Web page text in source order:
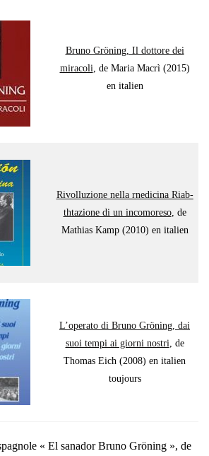
Bru­no Grö­ning, Il dot­tore dei
mira­co­li , de Maria Macrì (2015)
en ita­lien
Rivol­lu­zione nel­la rne­di­ci­na Riab­
th­ta­zione di un inco­mo­re­so, de
Mathias Kamp (2010) en ita­lien
L’operato di Bru­no Grö­ning, dai
suoi tem­pi ai gior­ni nos­tri , de
Tho­mas Eich (2008) en ita­lien
tou­jours
« El sana­dor Bru­no Grö­ning », de